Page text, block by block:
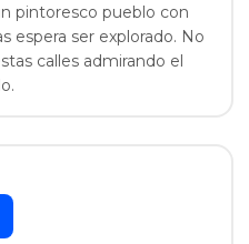
pintoresco pueblo con
espera ser explorado. No
calles admirando el